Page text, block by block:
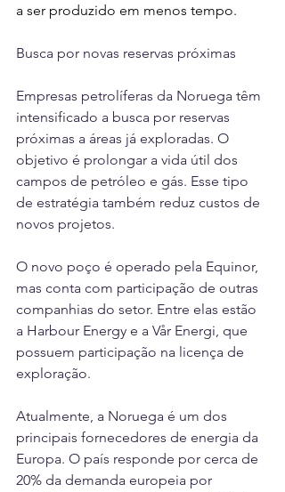
a ser produzido em menos tempo.
Busca por novas reservas próximas
Empresas petrolíferas da Noruega têm
intensificado a busca por reservas
próximas a áreas já exploradas. O
objetivo é prolongar a vida útil dos
campos de petróleo e gás. Esse tipo
de estratégia também reduz custos de
novos projetos.
O novo poço é operado pela Equinor,
mas conta com participação de outras
companhias do setor. Entre elas estão
a Harbour Energy e a Vår Energi, que
possuem participação na licença de
exploração.
Atualmente, a Noruega é um dos
principais fornecedores de energia da
Europa. O país responde por cerca de
20% da demanda europeia por